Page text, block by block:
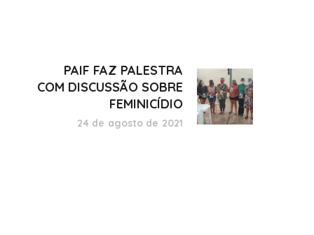
PAIF FAZ PALESTRA
COM DISCUSSÃO SOBRE
FEMINICÍDIO
24 de agosto de 2021